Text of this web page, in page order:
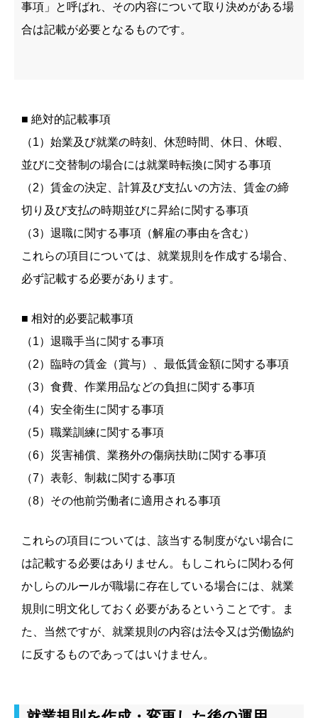
事項」と呼ばれ、その内容について取り決めがある場
合は記載が必要となるものです。
■ 絶対的記載事項
（1）始業及び就業の時刻、休憩時間、休日、休暇、
並びに交替制の場合には就業時転換に関する事項
（2）賃金の決定、計算及び支払いの方法、賃金の締
切り及び支払の時期並びに昇給に関する事項
（3）退職に関する事項（解雇の事由を含む）
これらの項目については、就業規則を作成する場合、
必ず記載する必要があります。
■ 相対的必要記載事項
（1）退職手当に関する事項
（2）臨時の賃金（賞与）、最低賃金額に関する事項
（3）食費、作業用品などの負担に関する事項
（4）安全衛生に関する事項
（5）職業訓練に関する事項
（6）災害補償、業務外の傷病扶助に関する事項
（7）表彰、制裁に関する事項
（8）その他前労働者に適用される事項
これらの項目については、該当する制度がない場合に
は記載する必要はありません。もしこれらに関わる何
かしらのルールが職場に存在している場合には、就業
規則に明文化しておく必要があるということです。
ま
た、当然ですが、就業規則の内容は法令又は労働協約
に反するものであってはいけません。